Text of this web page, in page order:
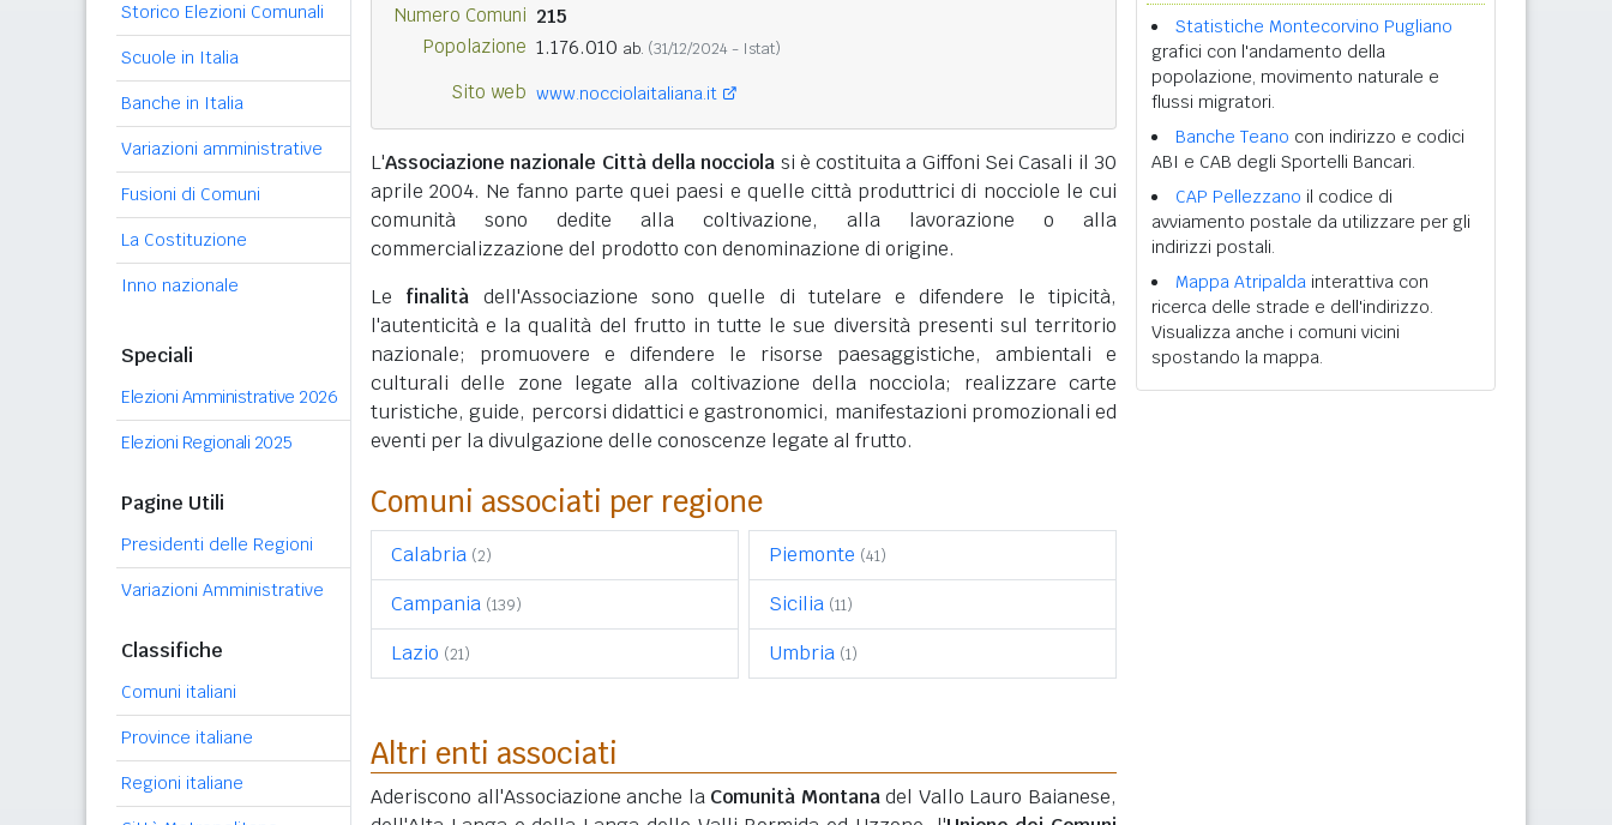
Storico Elezioni Comunali
Scuole in Italia
Banche in Italia
Variazioni amministrative
Fusioni di Comuni
La Costituzione
Inno nazionale
Speciali
Elezioni Amministrative 2026
Elezioni Regionali 2025
Pagine Utili
Presidenti delle Regioni
Variazioni Amministrative
Classifiche
Comuni italiani
Province italiane
Regioni italiane
Numero Comuni 215
Popolazione 1.176.010 ab. (31/12/2024 - Istat)
Sito web www.nocciolaitaliana.it
L'Associazione nazionale Città della nocciola si è costituita a Giffoni Sei Casali il 30
aprile 2004. Ne fanno parte quei paesi e quelle città produttrici di nocciole le cui
comunità sono dedite alla coltivazione, alla lavorazione o alla
commercializzazione del prodotto con denominazione di origine.
Le finalità dell'Associazione sono quelle di tutelare e difendere le tipicità,
l'autenticità e la qualità del frutto in tutte le sue diversità presenti sul territorio
nazionale; promuovere e difendere le risorse paesaggistiche, ambientali e
culturali delle zone legate alla coltivazione della nocciola; realizzare carte
turistiche, guide, percorsi didattici e gastronomici, manifestazioni promozionali ed
eventi per la divulgazione delle conoscenze legate al frutto.
Comuni associati per regione
Calabria (2)
Campania (139)
Lazio (21)
Piemonte (41)
Sicilia (11)
Umbria (1)
Altri enti associati
Aderiscono all'Associazione anche la Comunità Montanadel Vallo Lauro Baianese,
Statistiche Montecorvino Pugliano
grafici con l'andamento della
popolazione, movimento naturale e
flussi migratori.
Banche Teano con indirizzo e codici
ABI e CAB degli Sportelli Bancari.
CAP Pellezzano il codice di
avviamento postale da utilizzare per gli
indirizzi postali.
Mappa Atripalda interattiva con
ricerca delle strade e dell'indirizzo.
Visualizza anche i comuni vicini
spostando la mappa.